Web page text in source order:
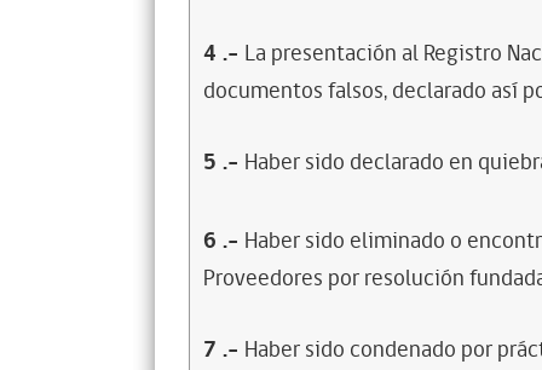
4 .- La presentación al Registro
documentos falsos, declarado así
5 .- Haber sido declarado en
6 .- Haber sido eliminado o
Proveedores por resolución
7 .- Haber sido condenado por